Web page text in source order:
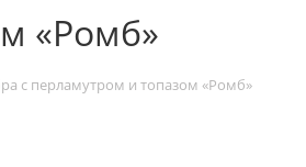
«Ромб»
с перламутром и топазом «Ромб»